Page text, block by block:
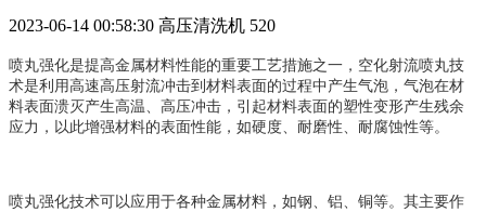
2023-06-14 00:58:30 高压清洗机 520
喷丸强化是提高金属材料性能的重要工艺措施之一，空化射流喷丸技
术是利用高速高压射流冲击到材料表面的过程中产生气泡，气泡在材
料表面溃灭产生高温、高压冲击，引起材料表面的塑性变形产生残余
应力，以此增强材料的表面性能 ， 如硬度、耐磨性、耐腐蚀性等。
喷丸强化技术可以应用于各种金属材料，如钢、铝、铜等。其主要作